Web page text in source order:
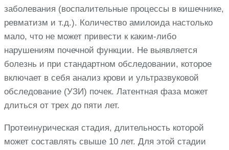
заболевания (воспалительные процессы в кишечнике,
ревматизм и т.д.). Количество амилоида настолько
мало, что не может привести к каким-либо
нарушениям почечной функции. Не выявляется
болезнь и при стандартном обследовании, которое
включает в себя анализ крови и ультразвуковой
обследование (УЗИ) почек. Латентная фаза может
длиться от трех до пяти лет.
Протеинурическая стадия, длительность которой
может составлять свыше 10 лет. Для этой стадии